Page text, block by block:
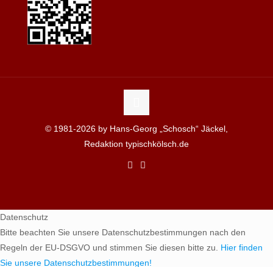
© 1981-2026 by Hans-Georg „Schosch“ Jäckel,
Redaktion typischkölsch.de
Datenschutz
Bitte beachten Sie unsere Datenschutzbestimmungen nach den
Regeln der EU-DSGVO und stimmen Sie diesen bitte zu. Hier finden
Sie unsere Datenschutzbestimmungen!